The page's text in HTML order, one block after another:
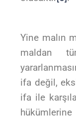
Yine malın
maldan
ifa değil,
ifa ile
hükümlerine